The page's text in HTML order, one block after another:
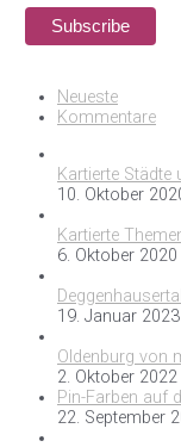
Neueste
Kommentare
Kartierte Städte
10. Oktober
Kartierte
6. Oktober 2020
19. Januar 2023
Oldenburg von
2. Oktober 2022
Pin-Farben auf
22. September